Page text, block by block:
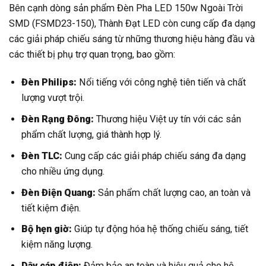
Bên cạnh dòng sản phẩm Đèn Pha LED 150w Ngoài Trời
SMD (FSMD23-150), Thành Đạt LED còn cung cấp đa dạng
các giải pháp chiếu sáng từ những thương hiệu hàng đầu và
các thiết bị phụ trợ quan trọng, bao gồm:
Đèn Philips: Nổi tiếng với công nghệ tiên tiến và chất
lượng vượt trội.
Đèn Rạng Đông: Thương hiệu Việt uy tín với các sản
phẩm chất lượng, giá thành hợp lý.
Đèn TLC: Cung cấp các giải pháp chiếu sáng đa dạng
cho nhiều ứng dụng.
Đèn Điện Quang: Sản phẩm chất lượng cao, an toàn và
tiết kiệm điện.
Bộ hẹn giờ: Giúp tự động hóa hệ thống chiếu sáng, tiết
kiệm năng lượng.